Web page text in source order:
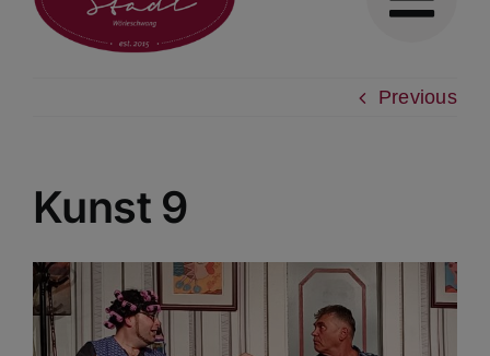
Previous
Kunst 9